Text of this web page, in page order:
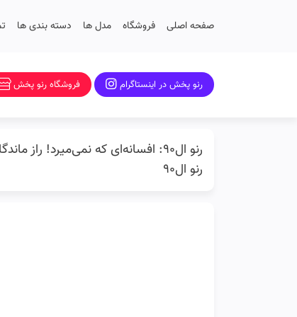
صفحه اصلی فروشگاه مدل ها دسته بندی ها
رنو پخش در اینستاگرام فروشگاه رنو پخش
رنو ال۹۰: افسانه‌ای که نمی‌میرد! راز
رنو ال90